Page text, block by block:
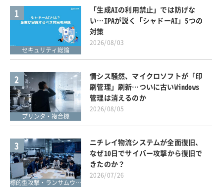
1
セキュリティ総論
「生成AIの利用禁止」では防げな
い…IPAが説く「シャドーAI」5つの
対策
2026/08/03
2
プリンタ・複合機
情シス騒然、マイクロソフトが「印
刷管理」刷新…ついに古いWindows
管理は消えるのか
2026/08/05
3
標的型攻撃・ランサムウェア対策
ニチレイ物流システムが全面復旧、
なぜ10日でサイバー攻撃から復旧で
きたのか？
2026/07/26